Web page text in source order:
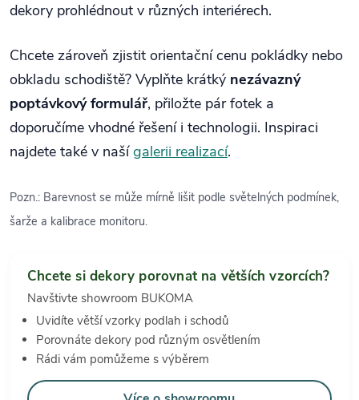
dekory prohlédnout v různých interiérech.
Chcete zároveň zjistit orientační cenu pokládky nebo
obkladu schodiště? Vyplňte krátký nezávazný
poptávkový formulář, přiložte pár fotek a
doporučíme vhodné řešení i technologii. Inspiraci
najdete také v našígalerii realizací.
Pozn.: Barevnost se může mírně lišit podle světelných podmínek,
šarže a kalibrace monitoru.
Chcete si dekory porovnat na větších vzorcích?
Navštivte showroom BUKOMA
Uvidíte větší vzorky podlah i schodů
Porovnáte dekory pod různým osvětlením
Rádi vám pomůžeme s výběrem